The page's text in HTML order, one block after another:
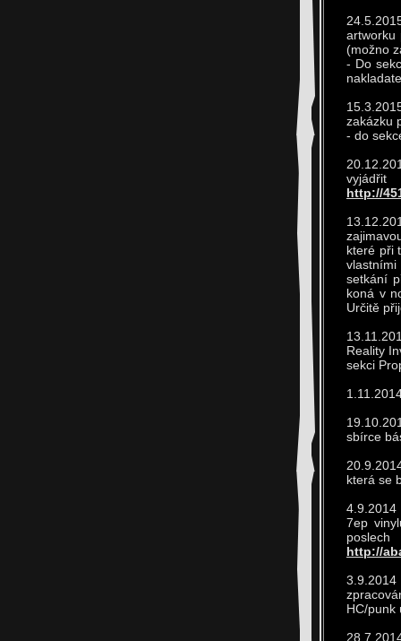
artworku
(možno
- Do
zakázku
- do
http://
které při
setkání
koná v
Určitě
Reality
sekci
sbírce
která se
4.9.2014
7ep
http://
HC/punk